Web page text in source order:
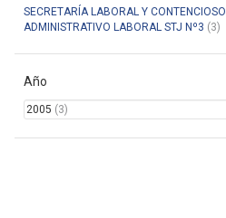
SECRETARÍA LABORAL Y CONTENCIOSO
ADMINISTRATIVO LABORAL STJ Nº3 (3)
Año
2005 (3)